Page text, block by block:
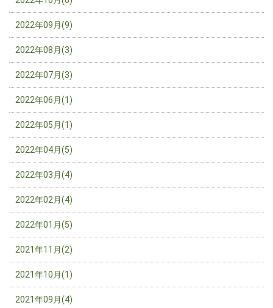
2022年09月(9)
2022年08月(3)
2022年07月(3)
2022年06月(1)
2022年05月(1)
2022年04月(5)
2022年03月(4)
2022年02月(4)
2022年01月(5)
2021年11月(2)
2021年10月(1)
2021年09月(4)